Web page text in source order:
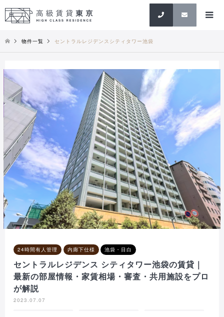
検索
物件一覧 セントラルレジデンスシティタワー池袋
24時間有人管理 内廊下仕様 池袋・目白
セントラルレジデンス シティタワー池袋の賃貸｜
最新の部屋情報・家賃相場・審査・共用施設をプロ
が解説
2023.07.07